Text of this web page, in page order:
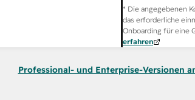
* Die angegebenen
das erforderliche
Onboarding für eine
erfahren
Professional- und Enterprise-Versionen